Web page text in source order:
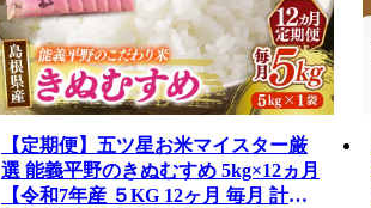
【定期便】五ツ星お米マイスター厳
選 能義平野のきぬむすめ 5kg×12ヵ月
【令和7年産 ５KG 12ヶ月 毎月 計